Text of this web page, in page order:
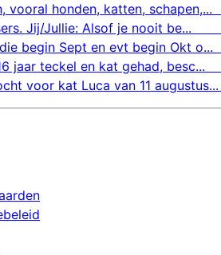
vooral honden, katten, schapen,...
Jij/Jullie: Alsof je nooit be...
begin Sept en evt begin Okt o...
jaar teckel en kat gehad, besc...
voor kat Luca van 11 augustus...